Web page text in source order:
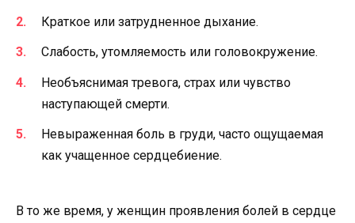
Краткое или затрудненное дыхание.
Слабость, утомляемость или головокружение.
Необъяснимая тревога, страх или чувство
наступающей смерти.
Невыраженная боль в груди, часто ощущаемая
как учащенное сердцебиение.
В то же время, у женщин проявления болей в сердце